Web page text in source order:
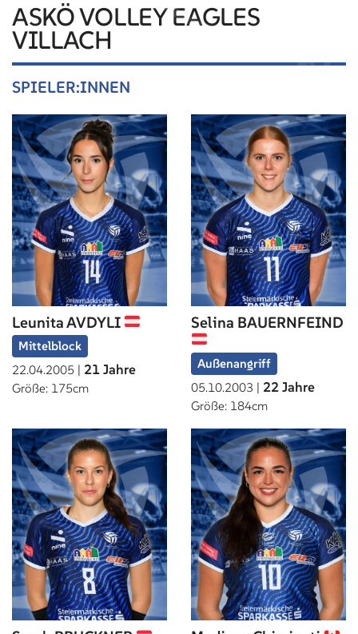
ASKÖ VOLLEY EAGLES
VILLACH
SPIELER:INNEN
Leunita AVDYLI
Mittelblock
22.04.2005 | 21 Jahre
Größe: 175cm
Selina BAUERNFEIND
Außenangriff
05.10.2003 | 22 Jahre
Größe: 184cm